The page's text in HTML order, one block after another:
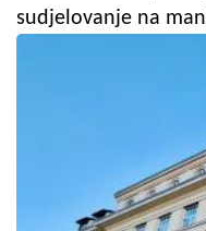
sudjelovanje na